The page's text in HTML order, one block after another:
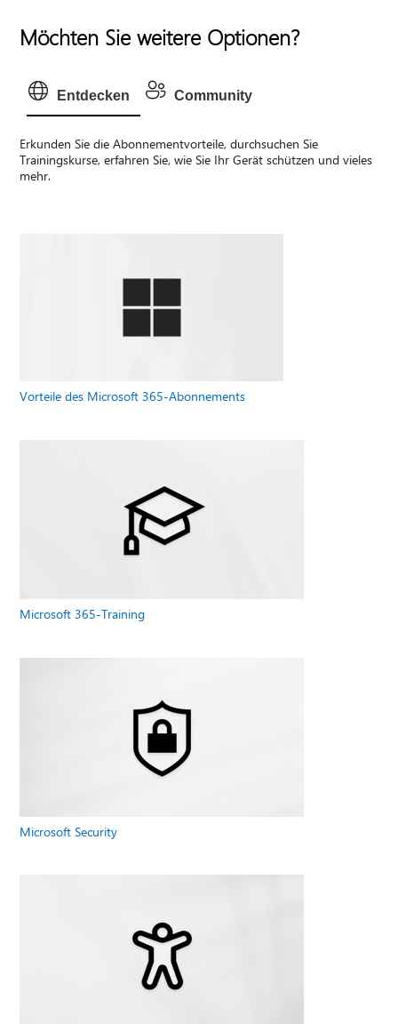
Möchten Sie weitere Optionen?
Entdecken Community
Erkunden Sie die Abonnementvorteile, durchsuchen Sie
Trainingskurse, erfahren Sie, wie Sie Ihr Gerät schützen und vieles
mehr.
Vorteile des Microsoft 365-Abonnements
Microsoft 365-Training
Microsoft Security